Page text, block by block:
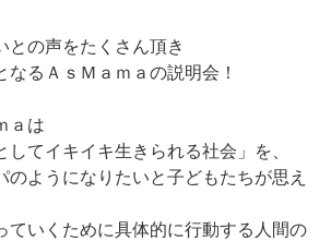
との声をたくさん頂き
るＡｓＭａｍａの説明会！
ａは
してイキイキ生きられる社会」を、
のようになりたいと子どもたちが思え
ていくために具体的に行動する人間の